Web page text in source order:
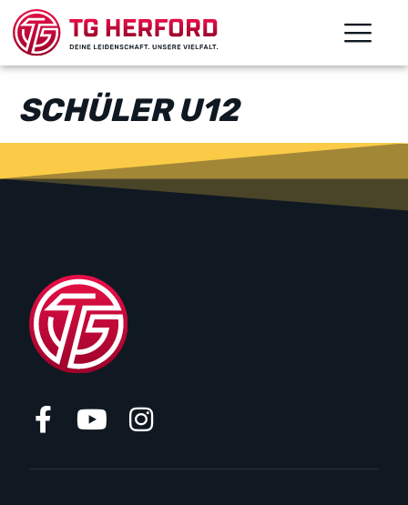
SCHÜLER U12